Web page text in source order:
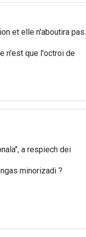
et elle n'aboutira pas.
n'est que l'octroi de
a respiech dei
minorizadi ?